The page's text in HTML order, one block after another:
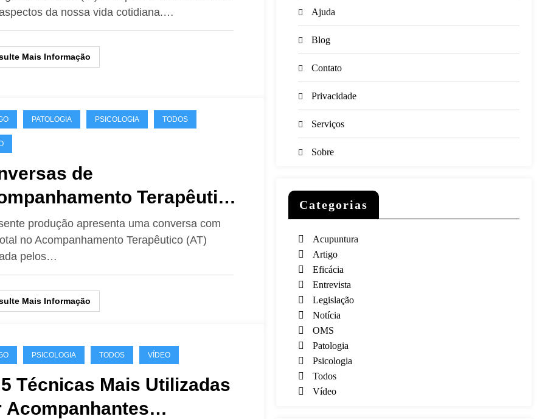
e um Caso Real
da nossa vida cotidiana.…
Mais Informação
PATOLOGIA PSICOLOGIA TODOS
de
Terapêutico:
Alex Tavares
e Gabriel Pulice
produção apresenta uma conversa com
no Acompanhamento Terapêutico (AT)
pelos…
Mais Informação
PSICOLOGIA TODOS VÍDEO
Técnicas Mais Utilizadas
Acompanhantes
Ajuda
Blog
Contato
Privacidade
Serviços
Sobre
Categorias
Acupuntura
Artigo
Eficácia
Entrevista
Legislação
Notícia
OMS
Patologia
Psicologia
Todos
Vídeo